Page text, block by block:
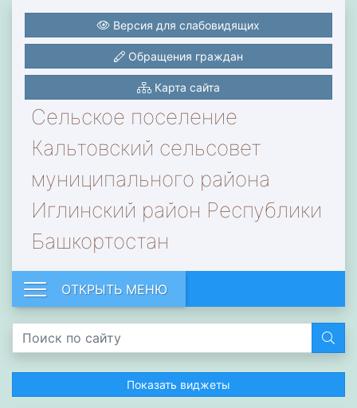
Сельское поселение
Кальтовский сельсовет
муниципального района
Иглинский район Республики
Башкортостан
Версия для слабовидящих
Обращения граждан
Карта сайта
ОТКРЫТЬ МЕНЮ
Показать виджеты